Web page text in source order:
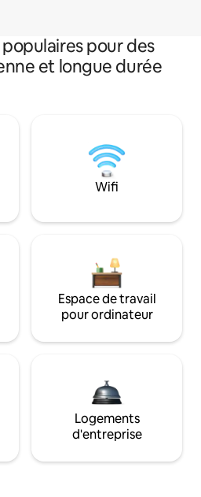
pour des
et longue durée
Wifi
Espace de travail
pour ordinateur
Logements
d'entreprise